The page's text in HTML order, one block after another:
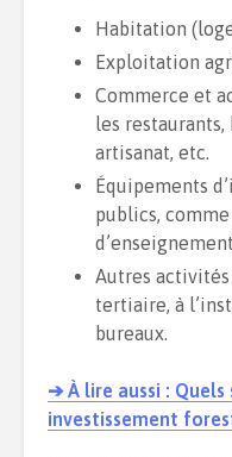
Habitation
Exploitation
Commerce et
les
artisanat, etc.
Équipements
publics,
Autres activités
tertiaire, à
bureaux.
➔ À lire aussi : Quels
investissement